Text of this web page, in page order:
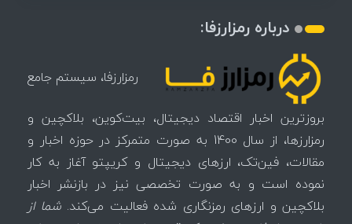
درباره رمزارزفا:
رمزارزفا، سیستم جامع
بروزترین اخبار اقتصاد دیجیتال، بیت‌کوین، بلاکچین و
رمزارزها، از سال 1400 به صورت متمرکز در حوزه اخبار و
مقالات، فین‌تک، ارزهای‌ دیجیتال و کریپتو آغاز به کار
نموده است و به صورت تخصصی نیز در بازنشر اخبار
بلاکچین و ارزهای رمزنگاری شده فعالیت می‌کند.شما از